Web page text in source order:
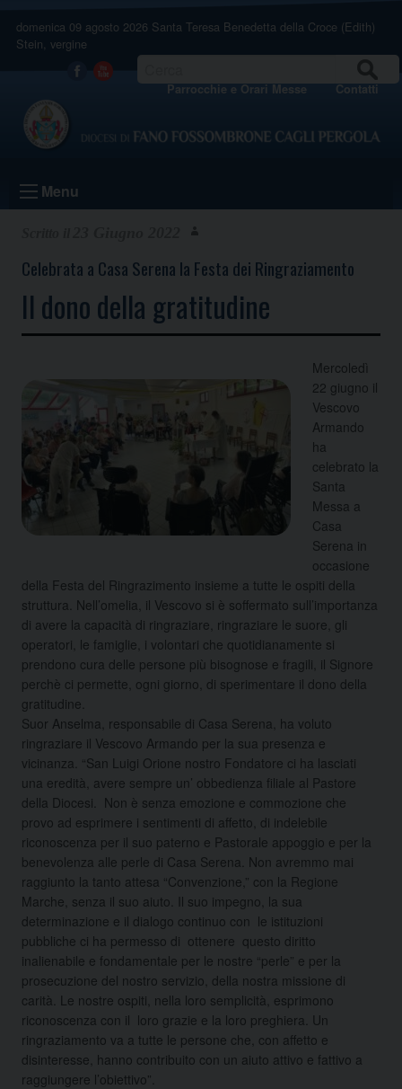
content
domenica 09 agosto 2026 Santa Teresa Benedetta della Croce (Edith)
Stein, vergine
Facebook
Youtube Parrocchie e Orari Messe Contatti
Menu
Celebrata a Casa Serena la Festa dei Ringraziamento
Il dono della gratitudine
Mercoledì
22 giugno il
Vescovo
Armando
ha
celebrato la
Santa
Messa a
Casa
Serena in
occasione
della Festa del Ringrazimento insieme a tutte le ospiti della
struttura. Nell’omelia, il Vescovo si è soffermato sull’importanza
di avere la capacità di ringraziare, ringraziare le suore, gli
operatori, le famiglie, i volontari che quotidianamente si
prendono cura delle persone più bisognose e fragili, il Signore
perchè ci permette, ogni giorno, di sperimentare il dono della
gratitudine.
Suor Anselma, responsabile di Casa Serena, ha voluto
ringraziare il Vescovo Armando per la sua presenza e
vicinanza. “San Luigi Orione nostro Fondatore ci ha lasciati
una eredità, avere sempre un’ obbedienza filiale al Pastore
della Diocesi. Non è senza emozione e commozione che
provo ad esprimere i sentimenti di affetto, di indelebile
riconoscenza per il suo paterno e Pastorale appoggio e per la
benevolenza alle perle di Casa Serena. Non avremmo mai
raggiunto la tanto attesa “Convenzione,” con la Regione
Marche, senza il suo aiuto. Il suo impegno, la sua
determinazione e il dialogo continuo con le istituzioni
pubbliche ci ha permesso di ottenere questo diritto
inalienabile e fondamentale per le nostre “perle” e per la
prosecuzione del nostro servizio, della nostra missione di
carità. Le nostre ospiti, nella loro semplicità, esprimono
riconoscenza con il loro grazie e la loro preghiera. Un
ringraziamento va a tutte le persone che, con affetto e
disinteresse, hanno contribuito con un aiuto attivo e fattivo a
raggiungere l’obiettivo”.